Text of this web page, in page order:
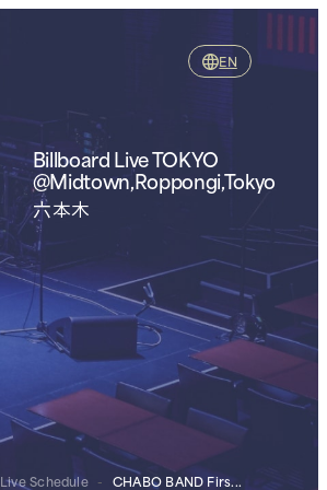
EN
Billboard Live TOKYO
@Midtown,Roppongi,Tokyo
六本木
Live Schedule - CHABO BAND Firs...